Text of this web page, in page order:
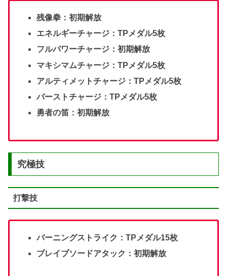
残像拳：初期解放
エネルギーチャージ：TPメダル5枚
フルパワーチャージ：初期解放
マキシマムチャージ：TPメダル5枚
アルティメットチャージ：TPメダル5枚
バーストチャージ：TPメダル5枚
勇者の笛：初期解放
究極技
打撃技
バーニングストライク：TPメダル15枚
ブレイブソードアタック：初期解放